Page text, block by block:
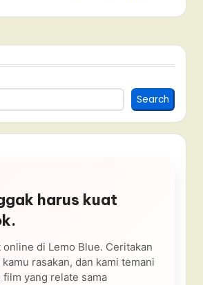
Search
harus kuat
online di Lemo Blue. Ceritakan
rasakan, dan kami temani
film yang relate sama